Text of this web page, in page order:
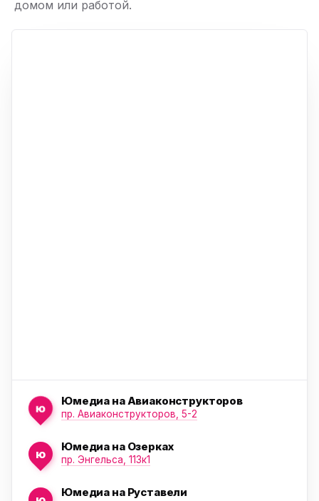
домом или работой.
ю
Юмедиа на Авиаконструкторов
пр. Авиаконструкторов, 5-2
ю
Юмедиа на Озерках
пр. Энгельса, 113к1
Юмедиа на Руставели